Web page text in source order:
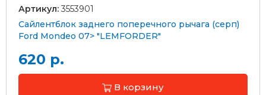
Артикул: 3553901
Сайлентблок заднего поперечного рычага (серп)
Ford Mondeo 07> "LEMFORDER"
620 р.
В корзину